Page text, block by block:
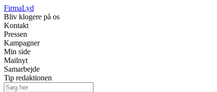
FirmaLyd
Bliv klogere på os
Kontakt
Pressen
Kampagner
Min side
Mailnyt
Samarbejde
Tip redaktionen